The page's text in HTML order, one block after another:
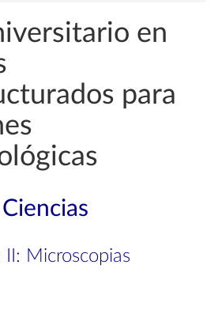
en
para
Microscopias